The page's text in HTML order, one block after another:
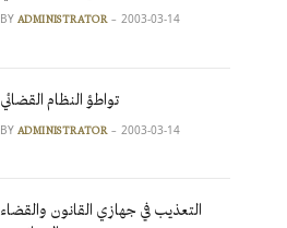
BY ADMINISTRATOR 2003-03-14
تواطؤ النظام القضائي
BY ADMINISTRATOR 2003-03-14
التعذيب في جهازي القانون والقضاء